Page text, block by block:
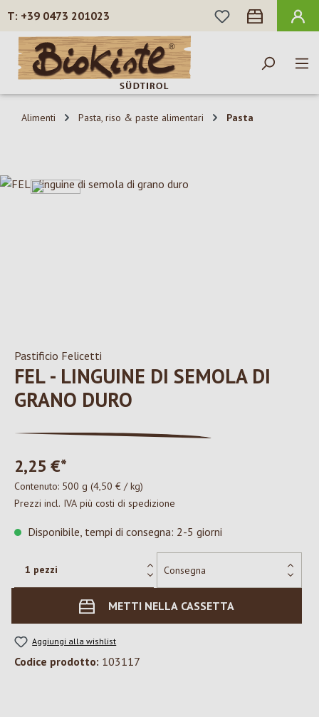
Passa al contenuto principale
+39 0473 201023
HAI 0 ARTICOLI
Alimenti Pasta, riso & paste alimentari Pasta
Salta la galleria di immagini
Pastificio Felicetti
FEL - LINGUINE DI SEMOLA DI
GRANO DURO
2,25 €*
Contenuto: 500 g (4,50 € / kg)
Prezzi incl. IVA più costi di spedizione
Disponibile, tempi di consegna: 2-5 giorni
METTI NELLA CASSETTA
Aggiungi alla wishlist
Codice prodotto: 103117